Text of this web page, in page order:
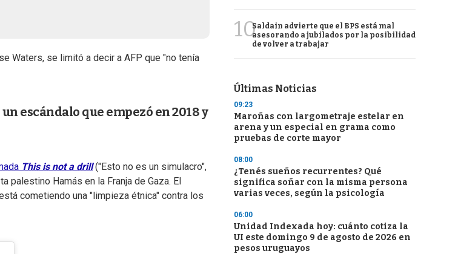
Waters, se limitó a decir a AFP que "no tenía
escándalo que empezó en 2018 y
This is not a drill("Esto no es un simulacro",
Hamás en la Franja de Gaza. El
cometiendo una "limpieza étnica" contra los
10Saldain advierte que el BPS está mal
asesorando a jubilados por la posibilidad
de volver a trabajar
Últimas Noticias
09:23
Maroñas con largometraje estelar en
arena y un especial en grama como
pruebas de corte mayor
08:00
¿Tenés sueños recurrentes? Qué
significa soñar con la misma persona
varias veces, según la psicología
06:00
Unidad Indexada hoy: cuánto cotiza la
UI este domingo 9 de agosto de 2026 en
pesos uruguayos